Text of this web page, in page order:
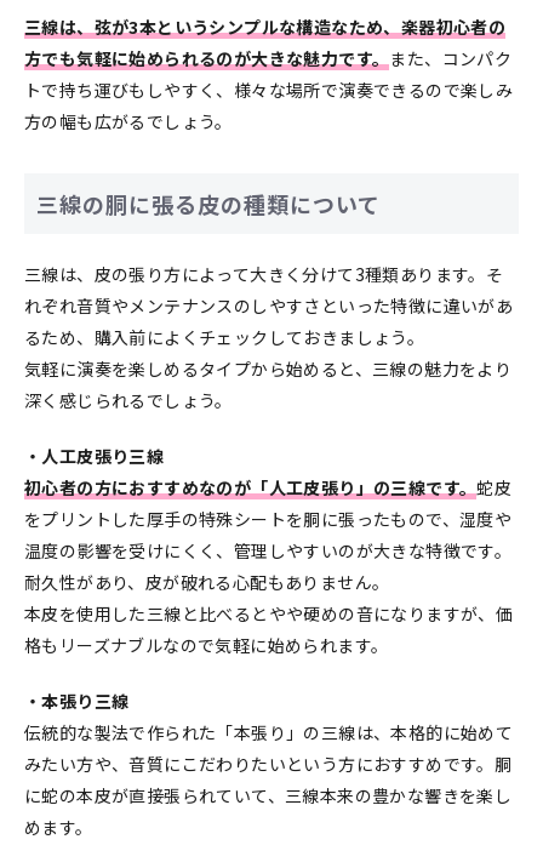
三線は、弦が3本というシンプルな構造なため、楽器初心者の
方でも気軽に始められるのが大きな魅力です。また、コンパク
トで持ち運びもしやすく、様々な場所で演奏できるので楽しみ
方の幅も広がるでしょう。
三線の胴に張る皮の種類について
三線は、皮の張り方によって大きく分けて3種類あります。そ
れぞれ音質やメンテナンスのしやすさといった特徴に違いがあ
るため、購入前によくチェックしておきましょう。
気軽に演奏を楽しめるタイプから始めると、三線の魅力をより
深く感じられるでしょう。
・人工皮張り三線
初心者の方におすすめなのが「人工皮張り」の三線です。蛇皮
をプリントした厚手の特殊シートを胴に張ったもので、湿度や
温度の影響を受けにくく、管理しやすいのが大きな特徴です。
耐久性があり、皮が破れる心配もありません。
本皮を使用した三線と比べるとやや硬めの音になりますが、価
格もリーズナブルなので気軽に始められます。
・本張り三線
伝統的な製法で作られた「本張り」の三線は、本格的に始めて
みたい方や、音質にこだわりたいという方におすすめです。胴
に蛇の本皮が直接張られていて、三線本来の豊かな響きを楽し
めます。